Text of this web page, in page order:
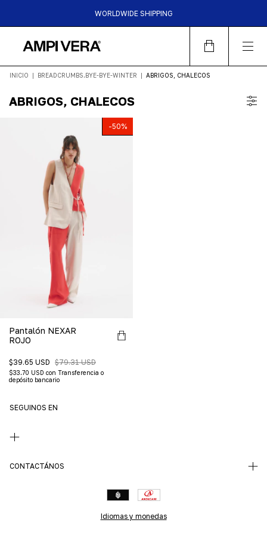
WORLDWIDE SHIPPING
HASTA 6 CUOTAS SIN INTERES | 15%OFF TRANSFERENCIA |
INICIO | BREADCRUMBS.BYE-BYE-WINTER | ABRIGOS, CHALECOS
ABRIGOS, CHALECOS
-50%
Pantalón NEXAR
ROJO
$39.65 USD $79.31 USD
$33.70 USD con Transferencia o
depósito bancario
SEGUINOS EN
CONTACTÁNOS
Idiomas y monedas